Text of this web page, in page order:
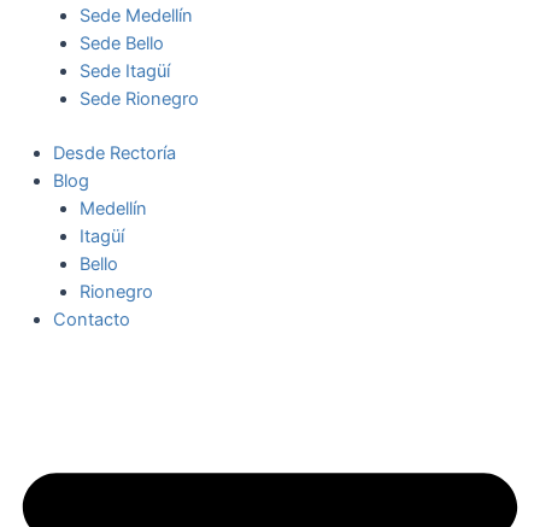
Sede Medellín
Sede Bello
Sede Itagüí
Sede Rionegro
Desde Rectoría
Blog
Medellín
Itagüí
Bello
Rionegro
Contacto